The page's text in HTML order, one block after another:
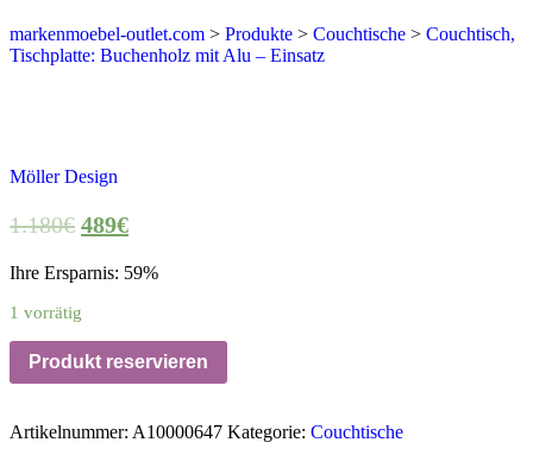
markenmoebel-outlet.com > Produkte > Couchtische > Couchtisch,
Tischplatte: Buchenholz mit Alu – Einsatz
Möller Design
1.180€ 489€
Ihre Ersparnis: 59%
1 vorrätig
Produkt reservieren
Artikelnummer: A10000647 Kategorie: Couchtische